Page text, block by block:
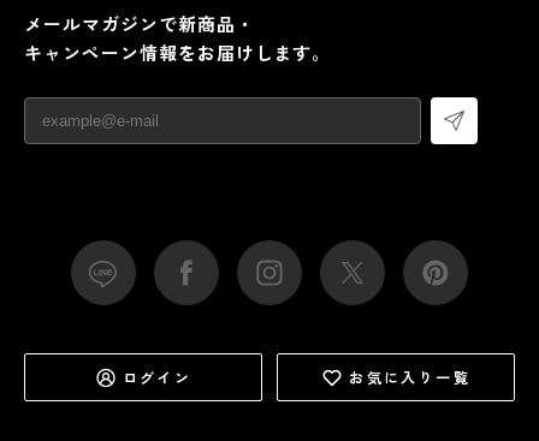
メールマガジンで新商品・
キャンペーン情報をお届けします。
ログイン お気に入り一覧